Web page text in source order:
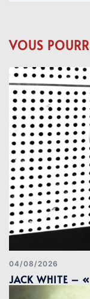
VOUS
04/08/2026
JACK WHITE – «